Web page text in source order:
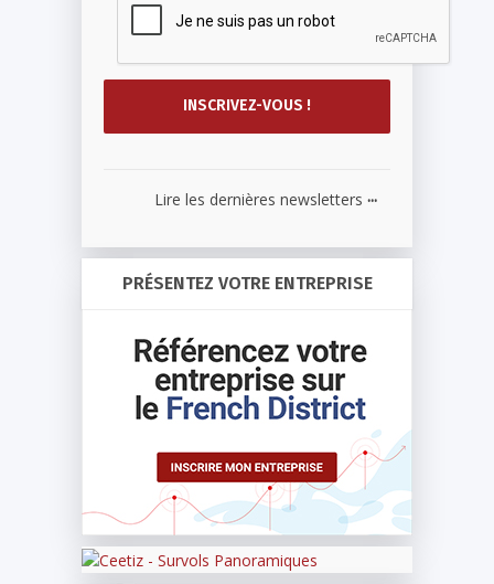
Lire les dernières newsletters ...
PRÉSENTEZ VOTRE ENTREPRISE